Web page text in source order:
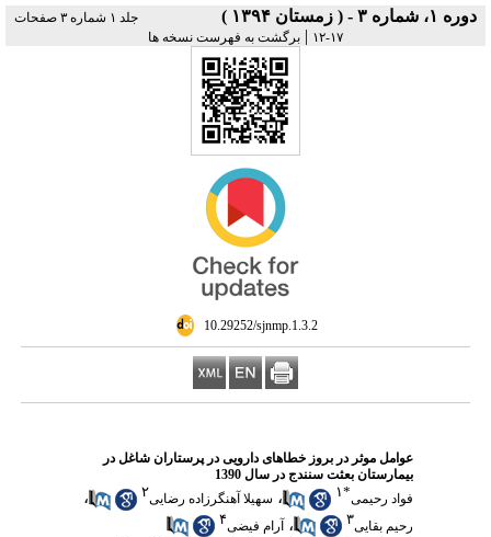
دوره ۱، شماره ۳ - ( زمستان ۱۳۹۴ )
جلد ۱ شماره ۳ صفحات
۱۷-۱۲
| برگشت به فهرست نسخه ها
‎ 10.29252/sjnmp.1.3.2
عوامل موثر در بروز خطاهای دارویی در پرستاران شاغل در
بیمارستان بعثت سنندج در سال 1390
فواد رحیمی*۱ ، سهیلا آهنگرزاده رضایی۲ ،
رحیم بقایی۳ ، آرام فیضی۴